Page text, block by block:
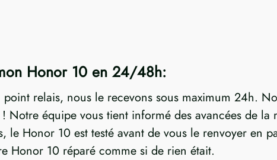
Honor 10 en 24/48h:
relais, nous le recevons sous maximum 24h.
Notre équipe vous tient informé des avancées de
le Honor 10 est testé avant de vous le renvoyer en
Honor 10 réparé comme si de rien était.